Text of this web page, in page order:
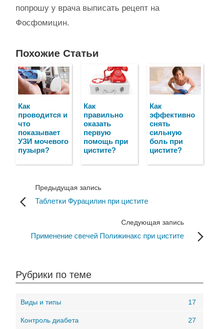
попрошу у врача выписать рецепт на
Фосфомицин.
Похожие Статьи
Как
проводится и
что
показывает
УЗИ мочевого
пузыря?
Как
правильно
оказать
первую
помощь при
цистите?
Как
эффективно
снять
сильную
боль при
цистите?
Предыдущая запись
Таблетки Фурацилин при цистите
Следующая запись
Применение свечей Полижинакс при цистите
Рубрики по теме
Виды и типы 17
Контроль диабета 27